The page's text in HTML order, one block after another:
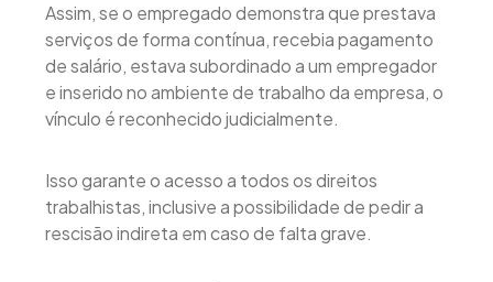
Assim, se o empregado demonstra que prestava
serviços de forma contínua, recebia pagamento
de salário, estava subordinado a um empregador
e inserido no ambiente de trabalho da empresa, o
vínculo é reconhecido judicialmente.
Isso garante o acesso a todos os direitos
trabalhistas, inclusive a possibilidade de pedir a
rescisão indireta em caso de falta grave.